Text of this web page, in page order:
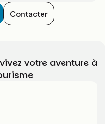
Contacter
votre aventure à